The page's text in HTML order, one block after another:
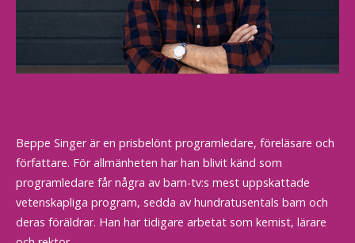
Beppe Singer är en prisbelönt programledare, föreläsare och
författare. För allmänheten har han blivit känd som
programledare får några av barn-tv:s mest uppskattade
vetenskapliga program, sedda av hundratusentals barn och
deras föräldrar. Han har tidigare arbetat som kemist, lärare